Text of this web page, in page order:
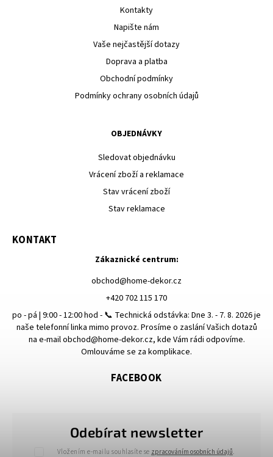
Kontakty
Napište nám
Vaše nejčastější dotazy
Doprava a platba
Obchodní podmínky
Podmínky ochrany osobních údajů
OBJEDNÁVKY
Sledovat objednávku
Vrácení zboží a reklamace
Stav vrácení zboží
Stav reklamace
Odebírat newsletter
Vložením e-mailu souhlasíte se zpracováním osobních údajů.
KONTAKT
Zákaznické centrum:
obchod@home-dekor.cz
+420 702 115 170
po - pá | 9:00 - 12:00 hod - 📞 Technická odstávka: Dne 3. - 7. 8. 2026 je
naše telefonní linka mimo provoz. Prosíme o zaslání Vašich dotazů
na e-mail obchod@home-dekor.cz, kde Vám rádi odpovíme.
Omlouváme se za komplikace.
FACEBOOK